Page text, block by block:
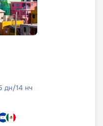
дн/14 нч